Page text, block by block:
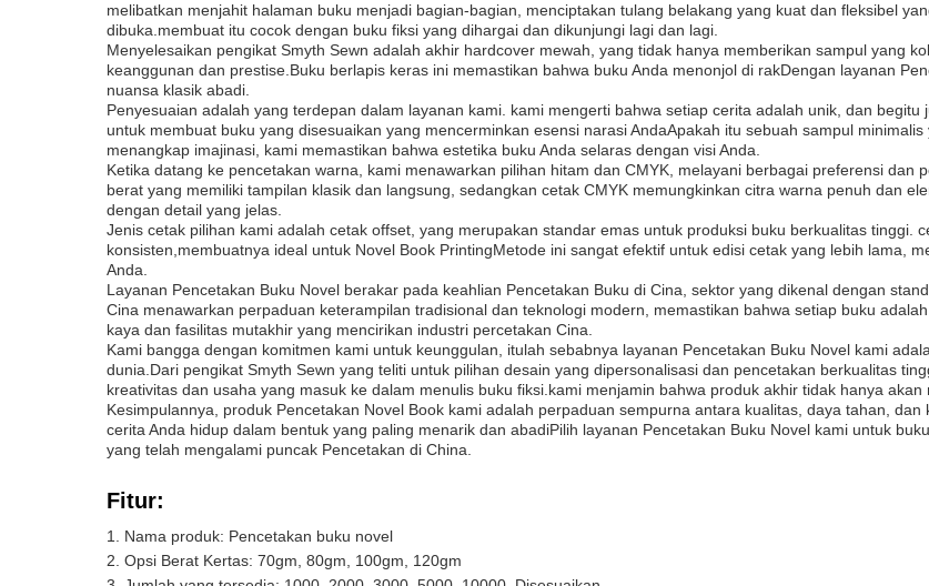
melibatkan menjahit halaman buku menjadi bagian-bagian, menciptakan tulang belakang yang kuat dan fleksibel
dibuka.membuat itu cocok dengan buku fiksi yang dihargai dan dikunjungi lagi dan lagi.
Menyelesaikan pengikat Smyth Sewn adalah akhir hardcover mewah, yang tidak hanya memberikan sampul yang
keanggunan dan prestise.Buku berlapis keras ini memastikan bahwa buku Anda menonjol di rakDengan layanan
nuansa klasik abadi.
Penyesuaian adalah yang terdepan dalam layanan kami. kami mengerti bahwa setiap cerita adalah unik, dan
untuk membuat buku yang disesuaikan yang mencerminkan esensi narasi AndaApakah itu sebuah sampul
menangkap imajinasi, kami memastikan bahwa estetika buku Anda selaras dengan visi Anda.
Ketika datang ke pencetakan warna, kami menawarkan pilihan hitam dan CMYK, melayani berbagai preferensi dan
berat yang memiliki tampilan klasik dan langsung, sedangkan cetak CMYK memungkinkan citra warna penuh dan
dengan detail yang jelas.
Jenis cetak pilihan kami adalah cetak offset, yang merupakan standar emas untuk produksi buku berkualitas tinggi.
konsisten,membuatnya ideal untuk Novel Book PrintingMetode ini sangat efektif untuk edisi cetak yang lebih lama,
Anda.
Layanan Pencetakan Buku Novel berakar pada keahlian Pencetakan Buku di Cina, sektor yang dikenal dengan
Cina menawarkan perpaduan keterampilan tradisional dan teknologi modern, memastikan bahwa setiap buku
kaya dan fasilitas mutakhir yang mencirikan industri percetakan Cina.
Kami bangga dengan komitmen kami untuk keunggulan, itulah sebabnya layanan Pencetakan Buku Novel kami
dunia.Dari pengikat Smyth Sewn yang teliti untuk pilihan desain yang dipersonalisasi dan pencetakan berkualitas
kreativitas dan usaha yang masuk ke dalam menulis buku fiksi.kami menjamin bahwa produk akhir tidak hanya akan
Kesimpulannya, produk Pencetakan Novel Book kami adalah perpaduan sempurna antara kualitas, daya tahan,
cerita Anda hidup dalam bentuk yang paling menarik dan abadiPilih layanan Pencetakan Buku Novel kami untuk
yang telah mengalami puncak Pencetakan di China.
Fitur:
Nama produk: Pencetakan buku novel
Opsi Berat Kertas: 70gm, 80gm, 100gm, 120gm